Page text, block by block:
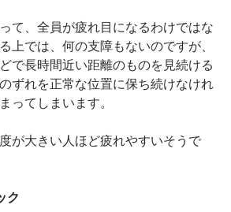
て、全員が疲れ目になるわけではな
上では、何の支障もないのですが、
で長時間近い距離のものを見続ける
ずれを正常な位置に保ち続けなけれ
ってしまいます。
が大きい人ほど疲れやすいそうで
ク